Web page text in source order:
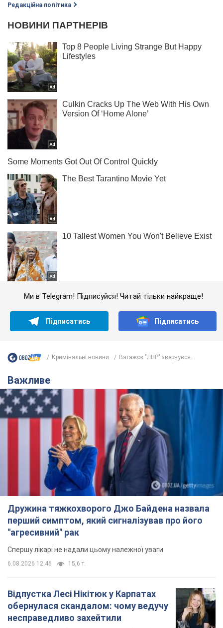
Редакційна політика
Ми в Telegram! Підписуйся! Читай тільки найкраще!
Підписатись Підписатись
Кримінальні новини Ватажок "ЛНР" звернувся...
Важливе
Дружина тяжкохворого Джо Байдена назвала
перший симптом, який сигналізував про його
"агресивний" рак
Спершу лікарі не надали цьому належної уваги
6.08.2026 12:46 15,6 т.
Відпустка Лесі Нікітюк у Карпатах
обернулася скандалом: чому ведучу
несправедливо захейтили